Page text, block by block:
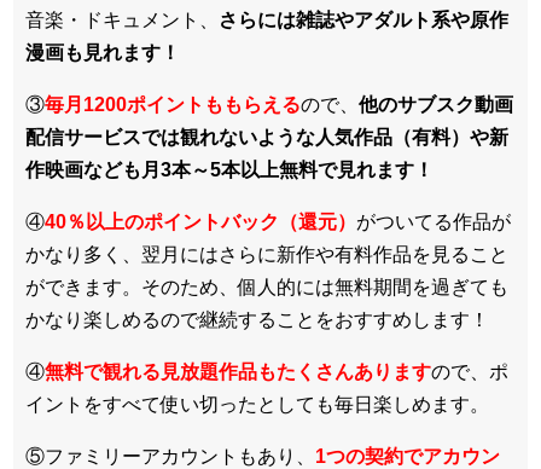
音楽・ドキュメント、
さらには雑誌やアダルト系や原作
漫画も見れます！
③毎月1200ポイントももらえるので、 他のサブスク動画
配信サービスでは観れないような人気作品（有料）や新
作映画なども月3本～5本以上無料で見れます！
④40％以上のポイントバック（還元） がついてる作品が
かなり多く、翌月にはさらに新作や有料作品を見ること
ができます。そのため、個人的には無料期間を過ぎても
かなり楽しめるので継続することをおすすめします！
④無料で観れる見放題作品もたくさんありますので、ポ
イントをすべて使い切ったとしても毎日楽しめます。
⑤ファミリーアカウントもあり、 1つの契約でアカウン